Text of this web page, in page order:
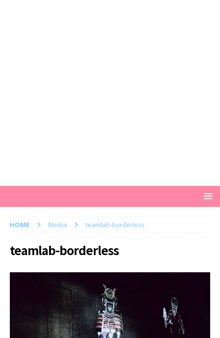
HOME Media teamlab-borderless
teamlab-borderless